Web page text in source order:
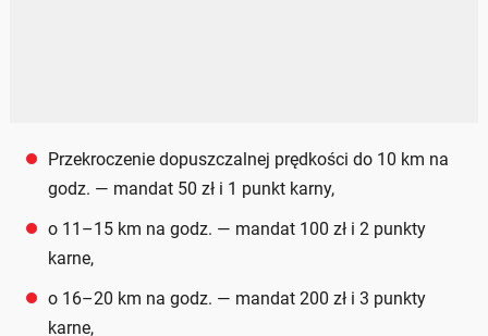
Przekroczenie dopuszczalnej prędkości do 10 km na
godz. — mandat 50 zł i 1 punkt karny,
o 11–15 km na godz. — mandat 100 zł i 2 punkty
karne,
o 16–20 km na godz. — mandat 200 zł i 3 punkty
karne,